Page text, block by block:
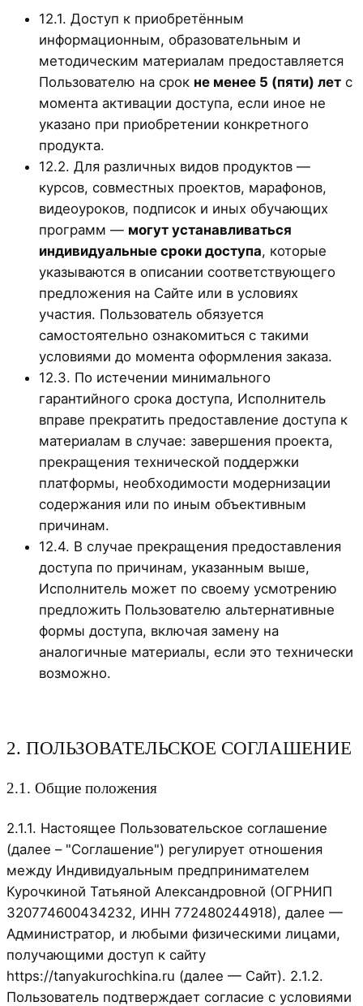
12.1. Доступ к приобретённым
информационным, образовательным и
методическим материалам предоставляется
Пользователю на срок не менее 5 (пяти) лет с
момента активации доступа, если иное не
указано при приобретении конкретного
продукта.
12.2. Для различных видов продуктов —
курсов, совместных проектов, марафонов,
видеоуроков, подписок и иных обучающих
программ — могут устанавливаться
индивидуальные сроки доступа, которые
указываются в описании соответствующего
предложения на Сайте или в условиях
участия. Пользователь обязуется
самостоятельно ознакомиться с такими
условиями до момента оформления заказа.
12.3. По истечении минимального
гарантийного срока доступа, Исполнитель
вправе прекратить предоставление доступа к
материалам в случае: завершения проекта,
прекращения технической поддержки
платформы, необходимости модернизации
содержания или по иным объективным
причинам.
12.4. В случае прекращения предоставления
доступа по причинам, указанным выше,
Исполнитель может по своему усмотрению
предложить Пользователю альтернативные
формы доступа, включая замену на
аналогичные материалы, если это технически
возможно.
2. ПОЛЬЗОВАТЕЛЬСКОЕ СОГЛАШЕНИЕ
2.1. Общие положения
2.1.1. Настоящее Пользовательское соглашение
(далее – "Соглашение") регулирует отношения
между Индивидуальным предпринимателем
Курочкиной Татьяной Александровной (ОГРНИП
320774600434232, ИНН 772480244918), далее —
Администратор, и любыми физическими лицами,
получающими доступ к сайту
https://tanyakurochkina.ru (далее — Сайт). 2.1.2.
Пользователь подтверждает согласие с условиями